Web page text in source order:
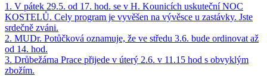
1. V pátek 29.5. od 17. hod. se v H. Kounicích uskuteční NOC
KOSTELŮ. Cely program je vyvěšen na vývěsce u zastávky. Jste
srdečně zváni.
2. MUDr. Potůčková oznamuje, že ve středu 3.6. bude ordinovat až
od 14. hod.
3. Drůbežárna Prace přijede v úterý 2.6. v 11.15 hod s obvyklým
zbožím.